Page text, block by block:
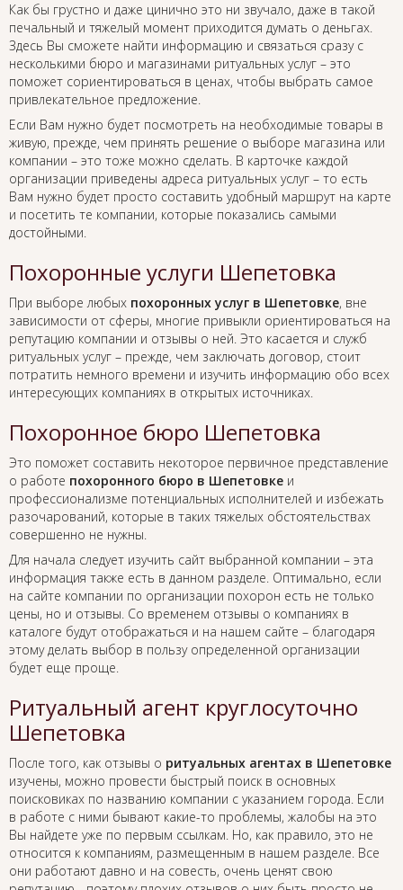
Как бы грустно и даже цинично это ни звучало, даже в такой
печальный и тяжелый момент приходится думать о деньгах.
Здесь Вы сможете найти информацию и связаться сразу с
несколькими бюро и магазинами ритуальных услуг – это
поможет сориентироваться в ценах, чтобы выбрать самое
привлекательное предложение.
Если Вам нужно будет посмотреть на необходимые товары в
живую, прежде, чем принять решение о выборе магазина или
компании – это тоже можно сделать. В карточке каждой
организации приведены адреса ритуальных услуг – то есть
Вам нужно будет просто составить удобный маршрут на карте
и посетить те компании, которые показались самыми
достойными.
Похоронные услуги Шепетовка
При выборе любых похоронных услуг в Шепетовке, вне
зависимости от сферы, многие привыкли ориентироваться на
репутацию компании и отзывы о ней. Это касается и служб
ритуальных услуг – прежде, чем заключать договор, стоит
потратить немного времени и изучить информацию обо всех
интересующих компаниях в открытых источниках.
Похоронное бюро Шепетовка
Это поможет составить некоторое первичное представление
о работе похоронного бюро в Шепетовке и
профессионализме потенциальных исполнителей и избежать
разочарований, которые в таких тяжелых обстоятельствах
совершенно не нужны.
Для начала следует изучить сайт выбранной компании – эта
информация также есть в данном разделе. Оптимально, если
на сайте компании по организации похорон есть не только
цены, но и отзывы. Со временем отзывы о компаниях в
каталоге будут отображаться и на нашем сайте – благодаря
этому делать выбор в пользу определенной организации
будет еще проще.
Ритуальный агент круглосуточно
Шепетовка
После того, как отзывы о ритуальных агентах в Шепетовке
изучены, можно провести быстрый поиск в основных
поисковиках по названию компании с указанием города. Если
в работе с ними бывают какие-то проблемы, жалобы на это
Вы найдете уже по первым ссылкам. Но, как правило, это не
относится к компаниям, размещенным в нашем разделе. Все
они работают давно и на совесть, очень ценят свою